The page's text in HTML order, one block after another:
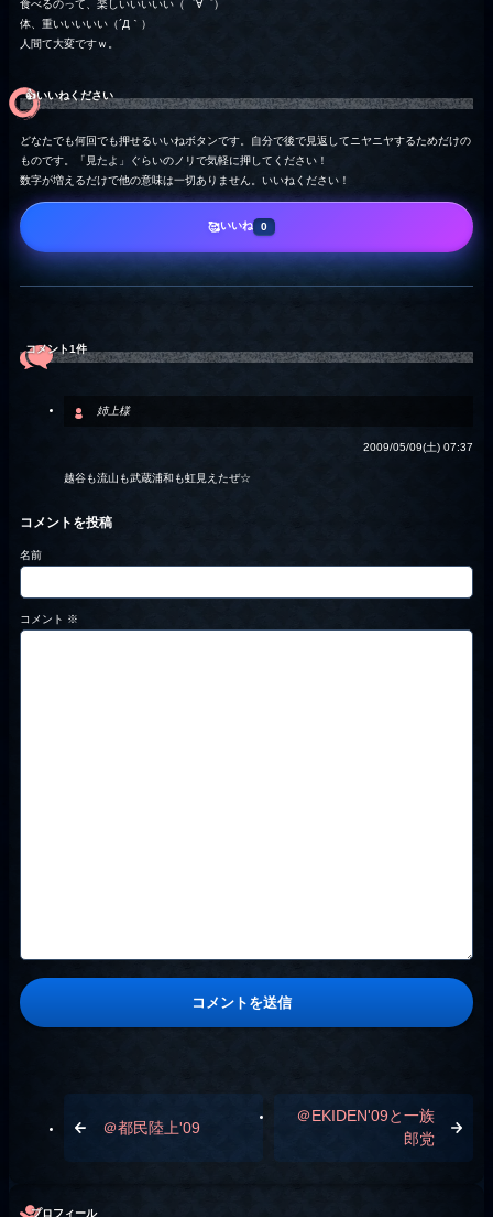
食べるのって、楽しいいいいい（゜∀゜）
体、重いいいいい（´Д｀）
人間て大変ですｗ。
👍️いいねください
どなたでも何回でも押せるいいねボタンです。自分で後で見返してニヤニヤするためだけの
ものです。「見たよ」ぐらいのノリで気軽に押してください！
数字が増えるだけで他の意味は一切ありません。いいねください！
🥰いいね 0
コメント1件
姉上様
2009/05/09(土) 07:37
越谷も流山も武蔵浦和も虹見えたぜ☆
コメントを投稿
名前
コメント ※
＠都民陸上'09
＠EKIDEN'09と一族
郎党
プロフィール